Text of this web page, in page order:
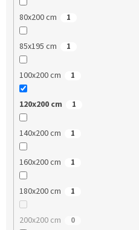
80x200 cm 1
85x195 cm 1
100x200 cm 1
120x200 cm 1
140x200 cm 1
160x200 cm 1
180x200 cm 1
200x200 cm 0